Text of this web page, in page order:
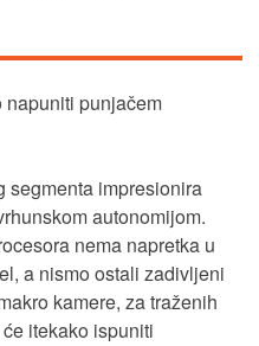
napuniti punjačem
segmenta impresionira
autonomijom.
nema napretka u
a nismo ostali zadivljeni
kamere, za traženih
itekako ispuniti